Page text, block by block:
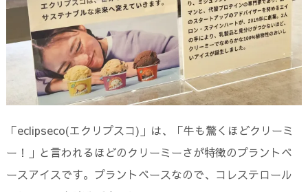
「eclipseco(エクリプスコ)」は、「牛も驚くほどクリーミ
ー！」と言われるほどのクリーミーさが特徴のプラントベ
ースアイスです。プラントベースなので、コレステロール